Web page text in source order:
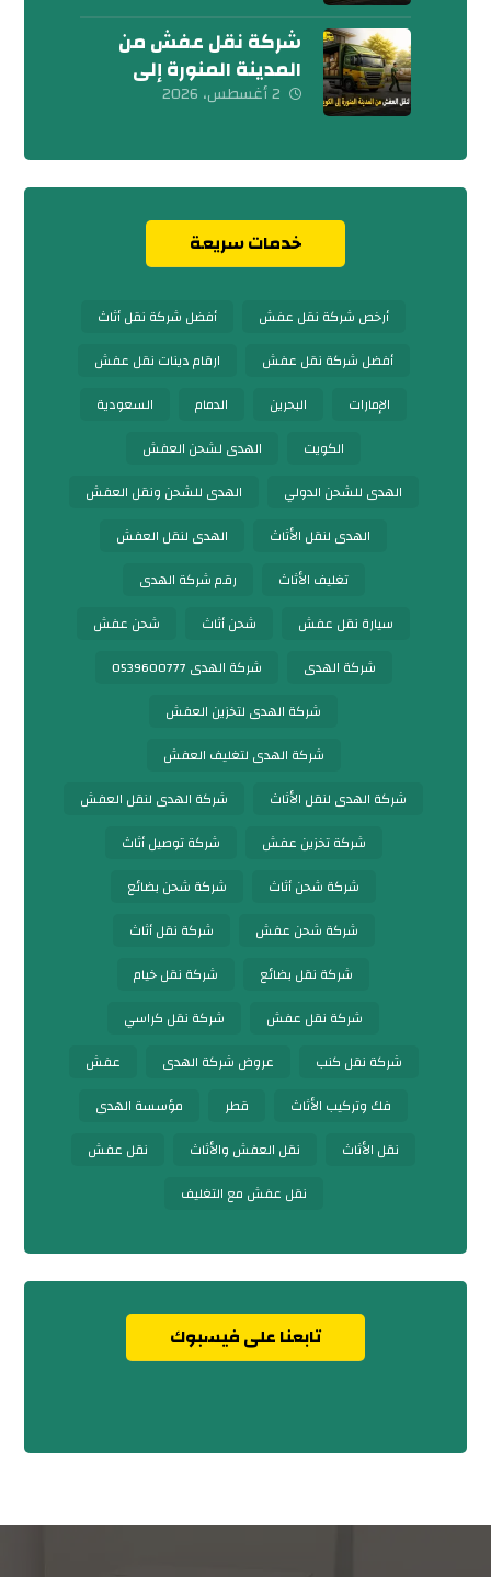
شركة نقل عفش من
المدينة المنورة إلى
الكويت 0539600777
2 أغسطس، 2026
خدمات سريعة
أرخص شركة نقل عفش
أفضل شركة نقل أثاث
أفضل شركة نقل عفش
ارقام دينات نقل عفش
الإمارات
البحرين الدمام
السعودية
الكويت
الهدى لشحن العفش
الهدى للشحن الدولي
الهدى للشحن ونقل العفش
الهدى لنقل الأثاث
الهدى لنقل العفش
تغليف الأثاث
رقم شركة الهدى
سيارة نقل عفش
شحن أثاث
شحن عفش
شركة الهدى
شركة الهدى 0539600777
شركة الهدى لتخزين العفش
شركة الهدى لتغليف العفش
شركة الهدى لنقل الأثاث
شركة الهدى لنقل العفش
شركة تخزين عفش
شركة توصيل أثاث
شركة شحن أثاث
شركة شحن بضائع
شركة شحن عفش
شركة نقل أثاث
شركة نقل بضائع
شركة نقل خيام
شركة نقل عفش
شركة نقل كراسي
شركة نقل كنب
عروض شركة الهدى
عفش
فك وتركيب الأثاث
قطر
مؤسسة الهدى
نقل الأثاث
نقل العفش والأثاث
نقل عفش
نقل عفش مع التغليف
تابعنا على فيسبوك